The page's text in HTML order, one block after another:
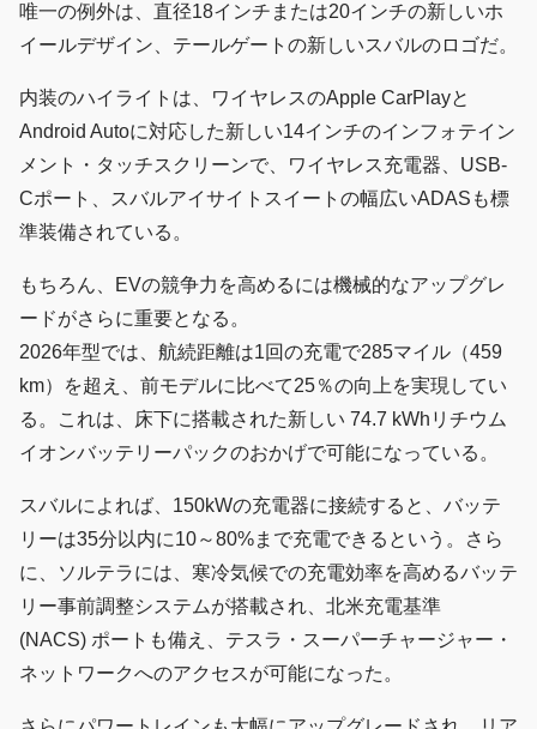
唯一の例外は、直径18インチまたは20インチの新しいホ
イールデザイン、テールゲートの新しいスバルのロゴだ。
内装のハイライトは、ワイヤレスのApple CarPlayと
Android Autoに対応した新しい14インチのインフォテイン
メント・タッチスクリーンで、ワイヤレス充電器、USB-
Cポート、スバルアイサイトスイートの幅広いADASも標
準装備されている。
もちろん、EVの競争力を高めるには機械的なアップグレ
ードがさらに重要となる。
2026年型では、航続距離は1回の充電で285マイル（459
km）を超え、前モデルに比べて25％の向上を実現してい
る。これは、床下に搭載された新しい 74.7 kWhリチウム
イオンバッテリーパックのおかげで可能になっている。
スバルによれば、150kWの充電器に接続すると、バッテ
リーは35分以内に10～80%まで充電できるという。さら
に、ソルテラには、寒冷気候での充電効率を高めるバッテ
リー事前調整システムが搭載され、北米充電基準
(NACS) ポートも備え、テスラ・スーパーチャージャー・
ネットワークへのアクセスが可能になった。